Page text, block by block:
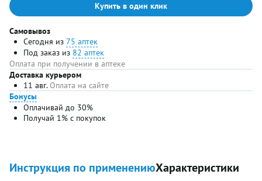
Купить в один клик
Самовывоз
Сегодня из 75 аптек
Под заказ из 82 аптек
Оплата при получении в аптеке
Доставка курьером
11 авг. Оплата на сайте
Бонусы
Оплачивай до 30%
Получай 1% с покупок
Инструкция по применениюХарактеристики